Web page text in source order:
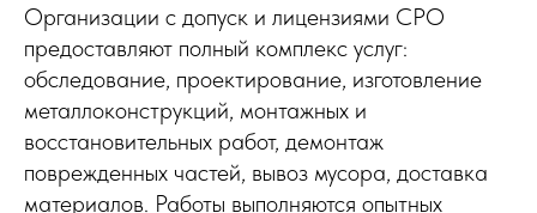
Организации с допуск и лицензиями СРО
предоставляют полный комплекс услуг:
обследование, проектирование, изготовление
металлоконструкций, монтажных и
восстановительных работ, демонтаж
поврежденных частей, вывоз мусора, доставка
материалов. Работы выполняются опытных